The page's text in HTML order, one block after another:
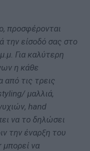
προσφέρονται
την είσοδό σας στο
Για καλύτερη
η κάθε
από τις τρεις
μαλλιά,
hand
να το δηλώσει
την έναρξη του
μπορεί να